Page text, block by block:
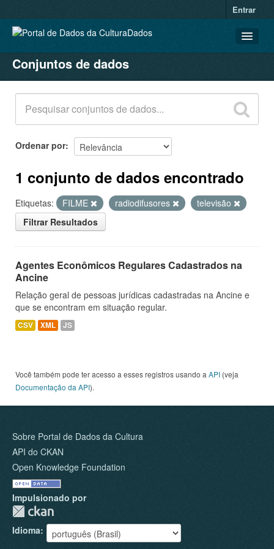
Entrar
CONJUNTOS DE DADOS
ORGANIZAÇÕES
GRUPOS
SOBRE
Conjuntos de dados
Ordenar por
1 conjunto de dados encontrado
Etiquetas: FILME radiodifusores
televisão
Filtrar Resultados
Agentes Econômicos Regulares Cadastrados na
Ancine
Relação geral de pessoas jurídicas cadastradas na Ancine e
que se encontram em situação regular.
CSV XML JS
Você também pode ter acesso a esses registros usando a API (veja
Documentação da API).
Sobre Portal de Dados da Cultura
API do CKAN
Open Knowledge Foundation
Impulsionado por
Idioma